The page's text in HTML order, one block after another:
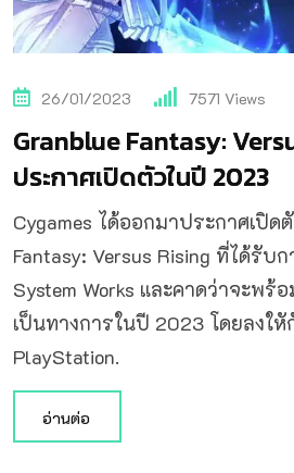
26/01/2023 7571 Views
Granblue Fantasy:
ประกาศเปิดตัวในปี 2023
Cygames ได้ออกมาประกาศเปิด
Fantasy: Versus Rising ที่ได้รั
System Works และคาดว่าจะพร้
เป็นทางการในปี 2023 โดยลงใหั
PlayStation.
อ่านต่อ